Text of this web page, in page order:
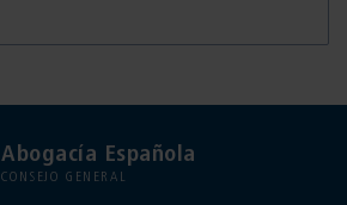
Abogacía Española
CONSEJO GENERAL